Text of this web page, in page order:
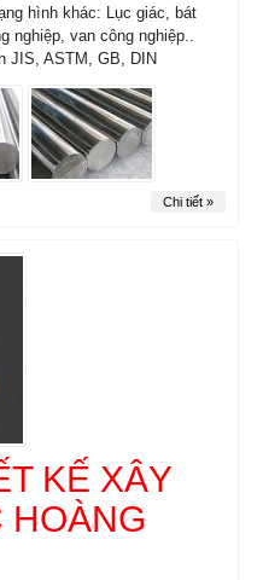
hình khác: Lục giác, bát
van công nghiệp..
JIS, ASTM, GB, DIN
Chi tiết »
KẾ XÂY
HOÀNG